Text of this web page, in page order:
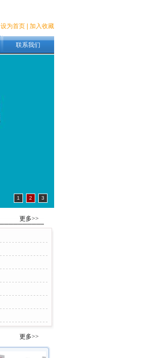
设为首页 加入收藏
联系我们
1 2 3
更多>>
更多>>